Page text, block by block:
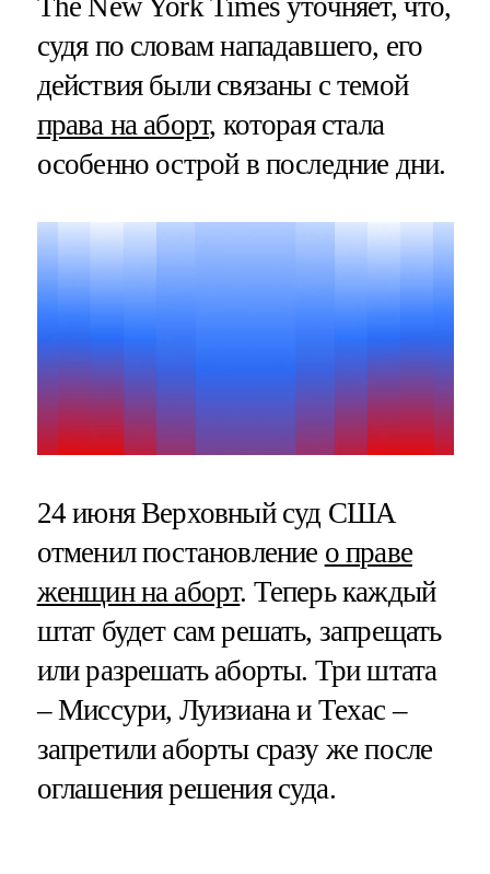
судя по словам нападавшего, его
действия были связаны с темой
права на аборт, которая стала
особенно острой в последние дни.
24 июня Верховный суд США
отменил постановление о праве
женщин на аборт. Теперь каждый
штат будет сам решать, запрещать
или разрешать аборты. Три штата
– Миссури, Луизиана и Техас –
запретили аборты сразу же после
оглашения решения суда.